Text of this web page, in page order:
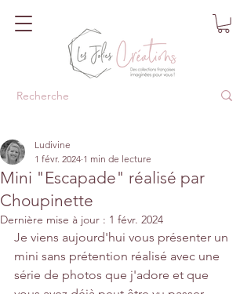
Mini "Escapade" réalisé par
Choupinette
Ludivine
1 févr. 2024 1 min de lecture
Dernière mise à jour : 1 févr. 2024
Je viens aujourd'hui vous présenter un
mini sans prétention réalisé avec une
série de photos que j'adore et que